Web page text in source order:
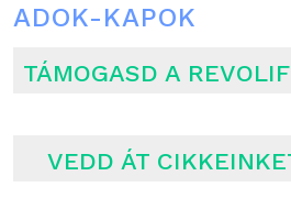
ADOK-KAPOK
TÁMOGASD A
VEDD ÁT